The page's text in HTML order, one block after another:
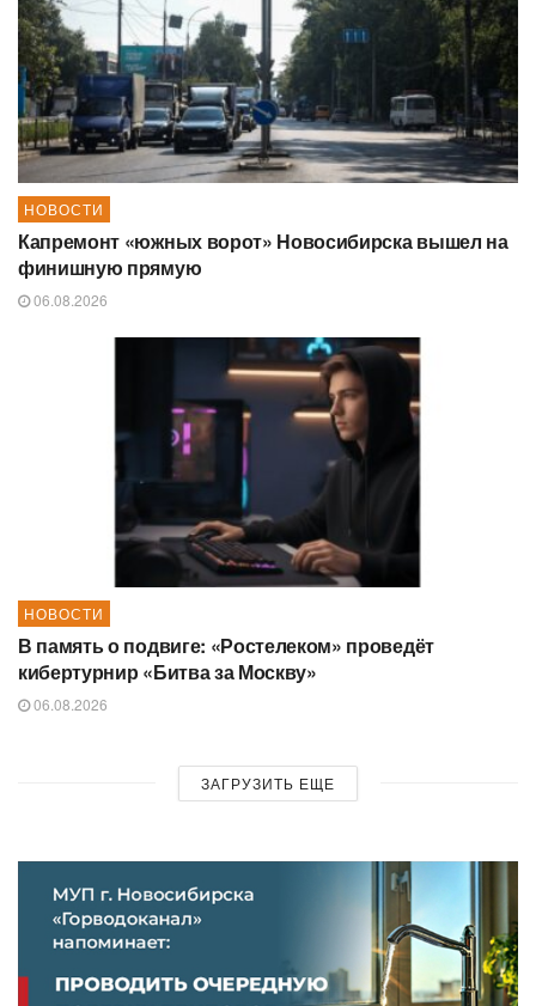
НОВОСТИ
Капремонт «южных ворот» Новосибирска вышел на
финишную прямую
06.08.2026
НОВОСТИ
В память о подвиге: «Ростелеком» проведёт
кибертурнир «Битва за Москву»
06.08.2026
ЗАГРУЗИТЬ ЕЩЕ